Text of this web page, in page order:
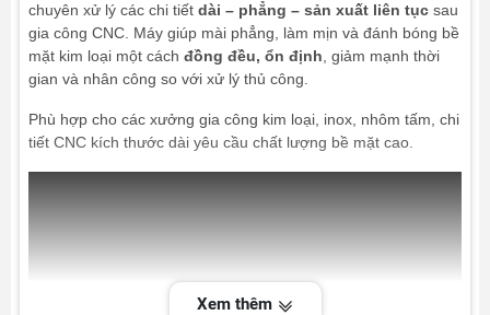
chuyên xử lý các chi tiết dài – phẳng – sản xuất liên tục sau
gia công CNC. Máy giúp mài phẳng, làm mịn và đánh bóng bề
mặt kim loại một cách đồng đều, ổn định , giảm mạnh thời
gian và nhân công so với xử lý thủ công.
Phù hợp cho các xưởng gia công kim loại, inox, nhôm tấm, chi
tiết CNC kích thước dài yêu cầu chất lượng bề mặt cao.
Xem thêm